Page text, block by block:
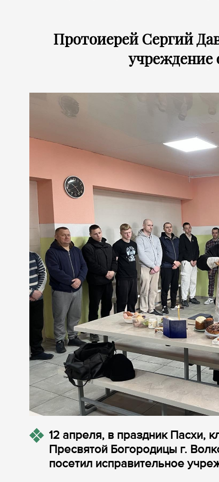
Протоиерей Сергий
учреждение
12 апреля, в праздник Пасхи,
Пресвятой Богородицы г.
посетил исправительное